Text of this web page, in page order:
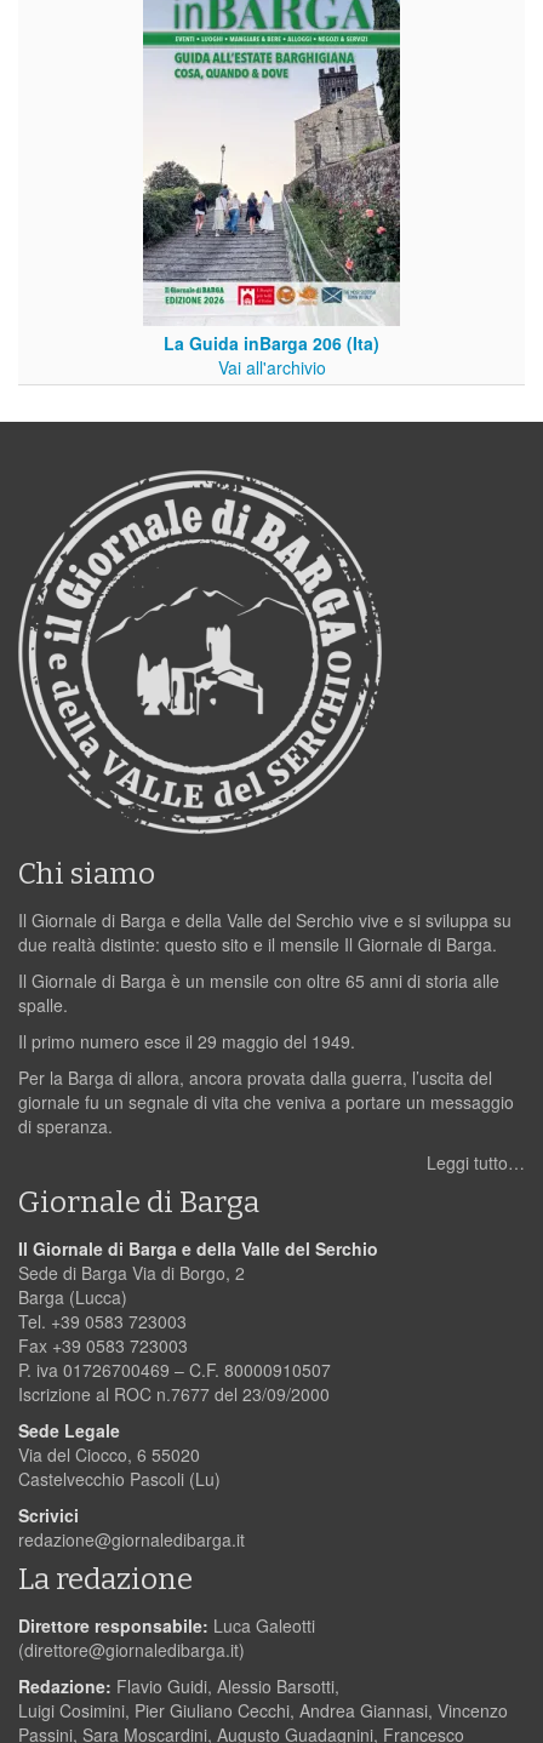
La Guida inBarga 206 (Ita)
Vai all'archivio
Chi siamo
Il Giornale di Barga e della Valle del Serchio vive e si sviluppa su
due realtà distinte: questo sito e il mensile Il Giornale di Barga.
Il Giornale di Barga è un mensile con oltre 65 anni di storia alle
spalle.
Il primo numero esce il 29 maggio del 1949.
Per la Barga di allora, ancora provata dalla guerra, l’uscita del
giornale fu un segnale di vita che veniva a portare un messaggio
di speranza.
Leggi tutto…
Giornale di Barga
Il Giornale di Barga e della Valle del Serchio
Sede di Barga Via di Borgo, 2
Barga (Lucca)
Tel. +39 0583 723003
Fax +39 0583 723003
P. iva 01726700469 – C.F. 80000910507
Iscrizione al ROC n.7677 del 23/09/2000
Sede Legale
Via del Ciocco, 6 55020
Castelvecchio Pascoli (Lu)
Scrivici
redazione@giornaledibarga.it
La redazione
Direttore responsabile: Luca Galeotti
(direttore@giornaledibarga.it)
Redazione: Flavio Guidi, Alessio Barsotti,
Luigi Cosimini, Pier Giuliano Cecchi, Andrea Giannasi, Vincenzo
Passini, Sara Moscardini, Augusto Guadagnini, Francesco